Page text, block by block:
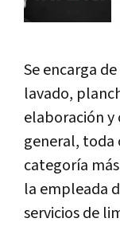
Se encarga
lavado,
elaboración y
general, toda
categoría
la empleada
servicios de